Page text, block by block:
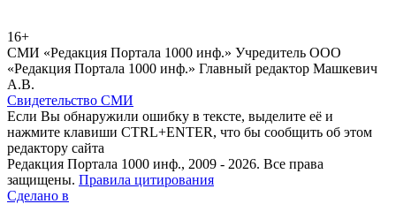
16+
СМИ «Редакция Портала 1000 инф.» Учредитель ООО
«Редакция Портала 1000 инф.» Главный редактор Машкевич
А.В.
Свидетельство СМИ
Если Вы обнаружили ошибку в тексте, выделите её и
нажмите клавиши CTRL+ENTER, что бы сообщить об этом
редактору сайта
Редакция Портала 1000 инф., 2009 - 2026. Все права
защищены. Правила цитирования
Сделано в